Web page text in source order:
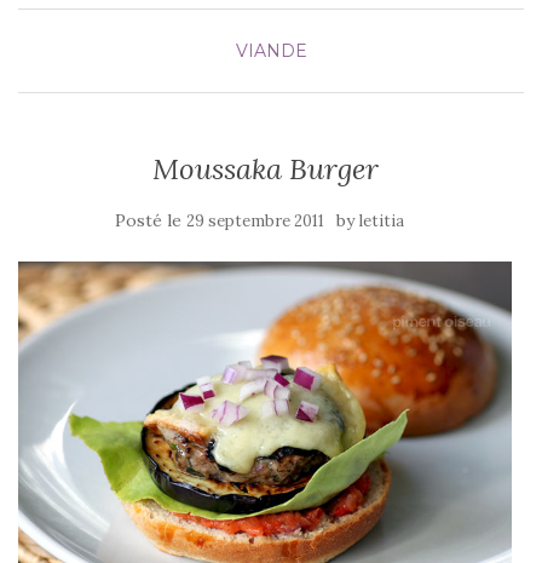
VIANDE
Moussaka Burger
Posté le 29 septembre 2011 byletitia